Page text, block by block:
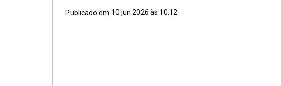
Publicado em 10 jun 2026 às 10:12